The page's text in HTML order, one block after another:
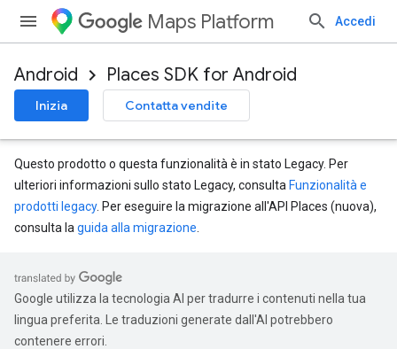
Maps Platform Accedi
Android Places SDK for Android
Inizia Contatta vendite
Questo prodotto o questa funzionalità è in stato Legacy. Per
ulteriori informazioni sullo stato Legacy, consulta Funzionalità e
prodotti legacy. Per eseguire la migrazione all'API Places (nuova),
consulta la guida alla migrazione
Google utilizza la tecnologia AI per tradurre i contenuti nella tua
lingua preferita. Le traduzioni generate dall'AI potrebbero
contenere errori.